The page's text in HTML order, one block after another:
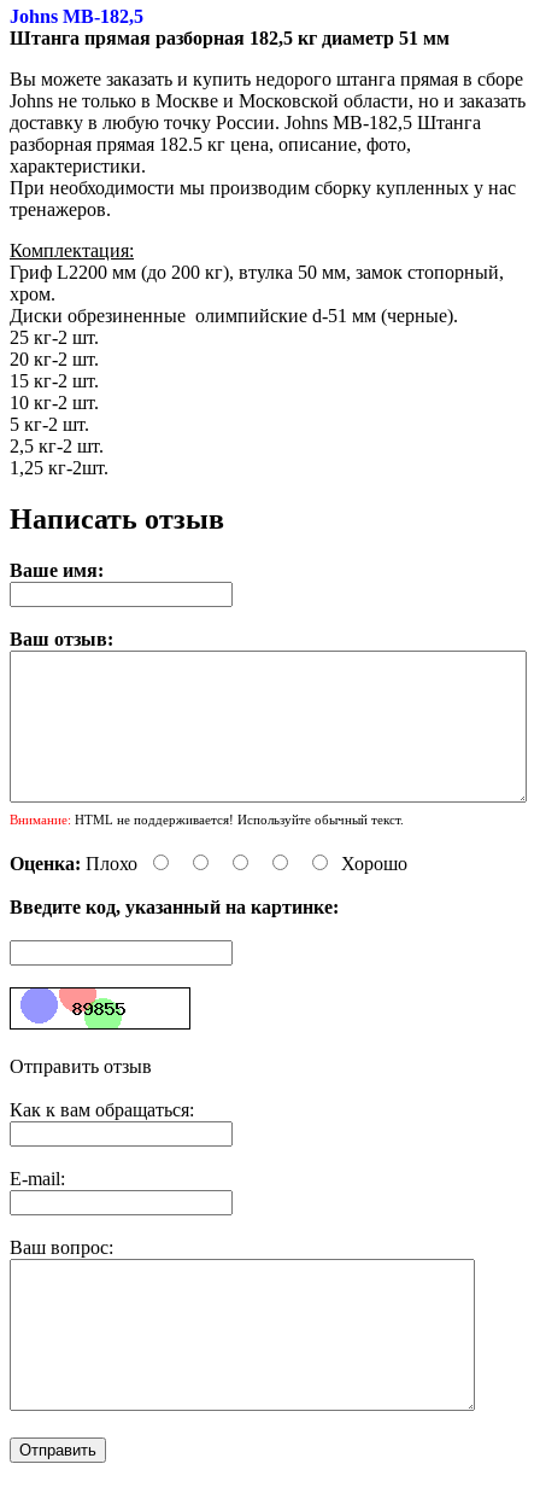
Jоhns MB-182,5
Штанга прямая разборная 182,5 кг диаметр 51 мм
Вы можете заказать и купить недорого штанга прямая в сборе
Jоhns не только в Москве и Московской области, но и заказать
доставку в любую точку России. Jоhns MB-182,5 Штанга
разборная прямая 182.5 кг цена, описание, фото,
характеристики.
При необходимости мы производим сборку купленных у нас
тренажеров.
Комплектация:
Гриф L2200 мм (до 200 кг), втулка 50 мм, замок стопорный,
хром.
Диски обрезиненные олимпийские d-51 мм (черные).
25 кг-2 шт.
20 кг-2 шт.
15 кг-2 шт.
10 кг-2 шт.
5 кг-2 шт.
2,5 кг-2 шт.
1,25 кг-2шт.
Написать отзыв
Ваше имя:
Ваш отзыв:
Внимание: HTML не поддерживается! Используйте обычный текст.
Оценка: Плохо Хорошо
Введите код, указанный на картинке:
Отправить отзыв
Как к вам обращаться:
E-mail:
Ваш вопрос:
Отправить